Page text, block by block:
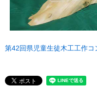
第42回県児童生徒木工工作